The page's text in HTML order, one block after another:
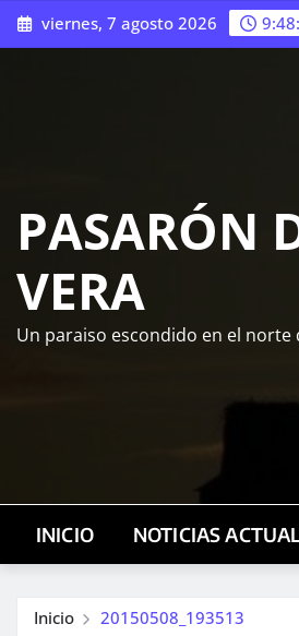
Saltar
al
viernes, 7 agosto 2026
PASARÓN
VERA
Un paraiso escondido en el norte
INICIO NOTICIAS
Inicio 20150508_193513